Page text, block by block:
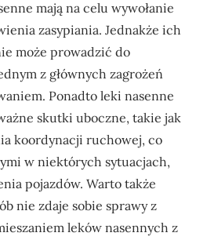
mają na celu wywołanie
zasypiania. Jednakże ich
może prowadzić do
z głównych zagrożeń
Ponadto leki nasenne
skutki uboczne, takie jak
koordynacji ruchowej, co
w niektórych sytuacjach,
pojazdów. Warto także
nie zdaje sobie sprawy z
leków nasennych z